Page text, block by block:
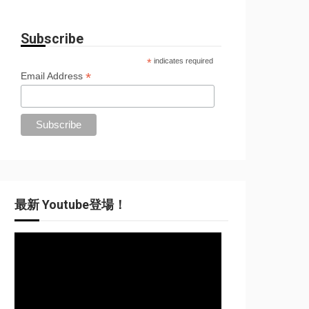
Subscribe
* indicates required
Email Address *
最新 Youtube登場！